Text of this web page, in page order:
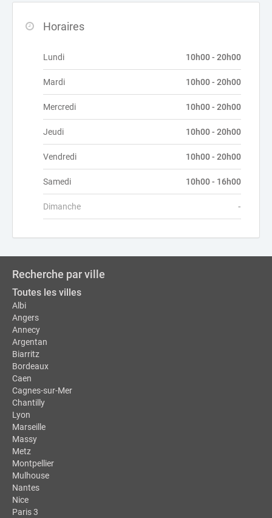
Horaires
Lundi 10h00 - 20h00
Mardi 10h00 - 20h00
Mercredi 10h00 - 20h00
Jeudi 10h00 - 20h00
Vendredi 10h00 - 20h00
Samedi 10h00 - 16h00
Dimanche -
Recherche par ville
Toutes les villes
Albi
Angers
Annecy
Argentan
Biarritz
Bordeaux
Caen
Cagnes-sur-Mer
Chantilly
Lyon
Marseille
Massy
Metz
Montpellier
Mulhouse
Nantes
Nice
Paris 3